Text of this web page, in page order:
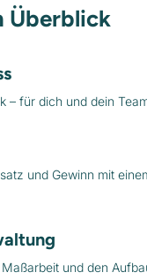
Überblick
– für dich und dein
und Gewinn mit
und den